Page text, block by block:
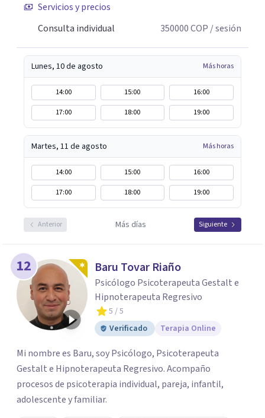
Servicios y precios
Consulta individual
350000COP / sesión
Lunes, 10 de agosto Más horas
14:00 15:00
16:00
17:00
18:00 19:00
Martes, 11 de agosto Más horas
14:00 15:00
16:00
17:00
18:00 19:00
Anterior Más días Siguiente
12 Baru Tovar Riaño
Psicólogo Psicoterapeuta Gestalt e
Hipnoterapeuta Regresivo
5 / 5
Verificado
Terapia Online
Mi nombre es Baru, soy Psicólogo, Psicoterapeuta
Gestalt e Hipnoterapeuta Regresivo. Acompaño
procesos de psicoterapia individual, pareja, infantil,
adolescente y familiar.